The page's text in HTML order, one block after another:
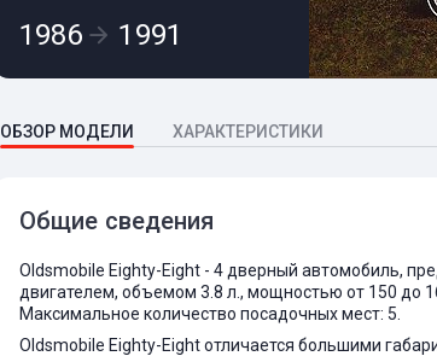
1986 1991
ОБЗОР МОДЕЛИ ХАРАКТЕРИСТИКИ
Общие сведения
Oldsmobile Eighty-Eight - 4 дверный автомобиль,
двигателем, объемом 3.8 л., мощностью от 150 до
Максимальное количество посадочных мест: 5.
Oldsmobile Eighty-Eight отличается большими